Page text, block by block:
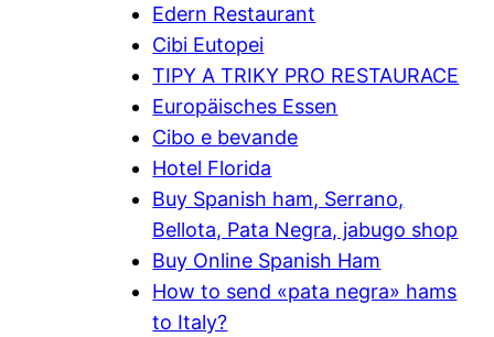
Edern Restaurant
Cibi Eutopei
TIPY A TRIKY PRO RESTAURACE
Europäisches Essen
Cibo e bevande
Hotel Florida
Buy Spanish ham, Serrano,
Bellota, Pata Negra, jabugo shop
Buy Online Spanish Ham
How to send «pata negra» hams
to Italy?